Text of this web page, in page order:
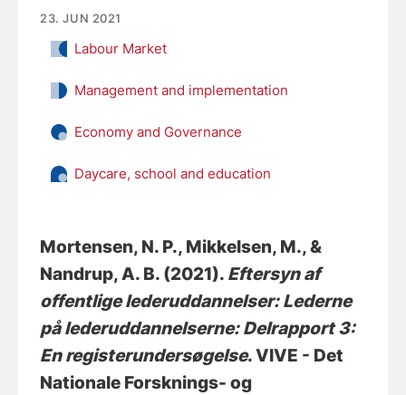
23. JUN 2021
Labour Market
Management and implementation
Economy and Governance
Daycare, school and education
Mortensen, N. P., Mikkelsen, M., &
Nandrup, A. B. (2021). Eftersyn af
offentlige lederuddannelser: Lederne
på lederuddannelserne: Delrapport 3:
En registerundersøgelse. VIVE - Det
Nationale Forsknings- og